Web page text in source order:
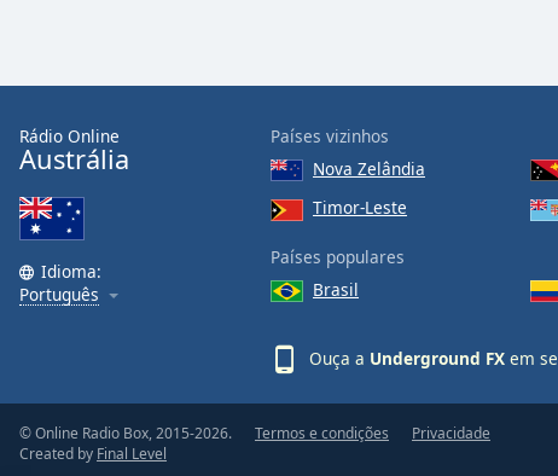
window.
Beginning
cancel
and
Rádio Online
Austrália
Idioma:
Português
Países vizinhos
Nova Zelândia
Timor-Leste
Países populares
Brasil
Ouça a Underground FX em
© Online Radio Box, 2015-2026.
Created by Final Level
Termos e condições Privacidade